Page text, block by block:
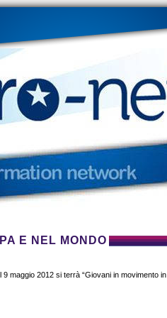
E NEL MONDO
maggio 2012 si terrà “Giovani in movimento in